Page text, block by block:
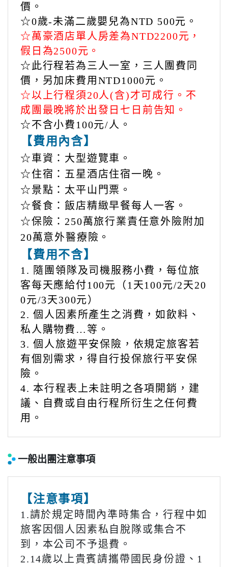
價。
☆0歲-未滿二歲嬰兒為NTD 500元。
☆萬豪酒店單人房差為NTD2200元，
假日為2500元。
☆此行程若為三人一室，三人團費同
價，另加床費用NTD1000元。
☆以上行程須20人(含)才可成行。不
成團最晚將於出發日七日前告知。
☆不含小費100元/人。
【費用內含】
☆車資：大型遊覽車。
☆住宿：五星酒店住宿一晚。
☆景點 ： 太平山門票。
☆餐食：飯店精緻早餐每人一客。
☆保險：250萬旅行業責任意外險附加
20萬意外醫療險。
【費用不含】
1. 隨團領隊及司機服務小費，每位旅
客每天應給付100元（1天100元/2天20
0元/3天300元）
2. 個人因素所產生之消費，如飲料、
私人購物費…等。
3. 個人旅遊平安保險，依規定旅客若
有個別需求，得自行投保旅行平安保
險。
4. 本行程表上未註明之各項開銷，建
議、自費或自由行程所衍生之任何費
用。
一般出團注意事項
【注意事項】
1.請於規定時間內準時集合，行程中如
旅客因個人因素私自脫隊或集合不
到，本公司不予退費。
2.14歲以上貴賓請攜帶國民身份證、1